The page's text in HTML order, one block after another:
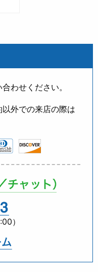
わせください。
外での来店の際は
）